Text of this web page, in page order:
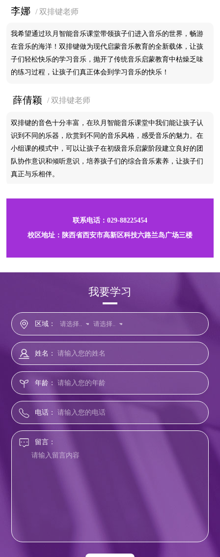
李娜 / 双排键老师
我希望通过玖月智能音乐课堂带领孩子们进入音乐的世界，畅游
在音乐的海洋！双排键做为现代启蒙音乐教育的全新载体，让孩
子们轻松快乐的学习音乐，抛开了传统音乐启蒙教育中枯燥乏味
的练习过程，让孩子们真正体会到学习音乐的快乐！
薛倩颖 / 双排键老师
双排键的音色十分丰富，在玖月智能音乐课堂中我们能让孩子认
识到不同的乐器，欣赏到不同的音乐风格，感受音乐的魅力。在
小组课的模式中，可以让孩子在初级音乐启蒙阶段建立良好的团
队协作意识和倾听意识，培养孩子们的综合音乐素养，让孩子们
真正与乐相伴。
联系电话：029-88225454
校区地址：陕西省西安市高新区科技六路兰岛广场三楼
我要学习
区域：
姓名：
年龄：
电话：
留言：